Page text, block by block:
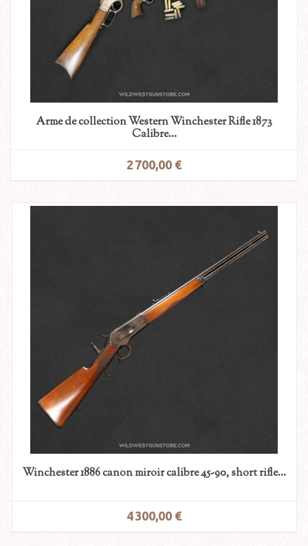
Arme de collection Western Winchester Rifle 1873
Calibre...
2 700,00 €
Winchester 1886 canon miroir calibre 45-90, short rifle...
4 300,00 €